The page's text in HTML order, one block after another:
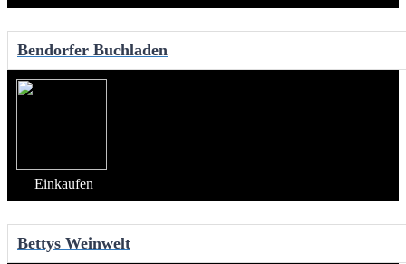
Bendorfer Buchladen
Einkaufen
Bettys Weinwelt